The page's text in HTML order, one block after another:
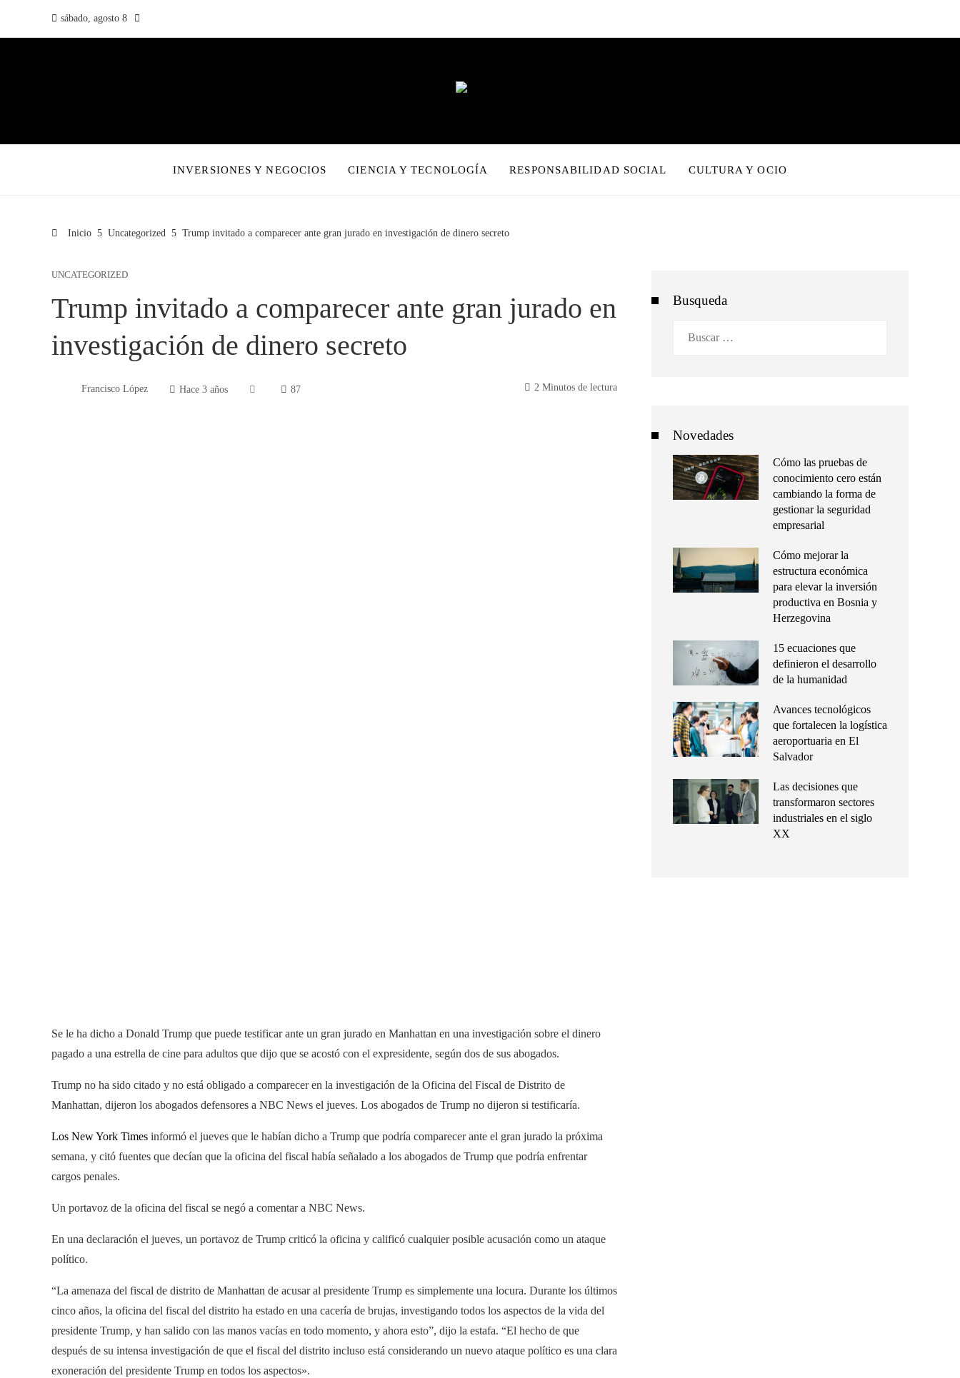
sábado, agosto 8
INVERSIONES Y NEGOCIOS CIENCIA Y TECNOLOGÍA RESPONSABILIDAD SOCIAL CULTURA Y OCIO
Inicio Uncategorized Trump invitado a comparecer ante gran jurado en investigación de dinero secreto
UNCATEGORIZED
Trump invitado a comparecer ante gran jurado en
investigación de dinero secreto
Francisco López Hace 3 años 87 2 Minutos de lectura
Se le ha dicho a Donald Trump que puede testificar ante un gran jurado en Manhattan en una investigación sobre el dinero
pagado a una estrella de cine para adultos que dijo que se acostó con el expresidente, según dos de sus abogados.
Trump no ha sido citado y no está obligado a comparecer en la investigación de la Oficina del Fiscal de Distrito de
Manhattan, dijeron los abogados defensores a NBC News el jueves. Los abogados de Trump no dijeron si testificaría.
Los New York Times informó el jueves que le habían dicho a Trump que podría comparecer ante el gran jurado la próxima
semana, y citó fuentes que decían que la oficina del fiscal había señalado a los abogados de Trump que podría enfrentar
cargos penales.
Un portavoz de la oficina del fiscal se negó a comentar a NBC News.
En una declaración el jueves, un portavoz de Trump criticó la oficina y calificó cualquier posible acusación como un ataque
político.
“La amenaza del fiscal de distrito de Manhattan de acusar al presidente Trump es simplemente una locura. Durante los últimos
cinco años, la oficina del fiscal del distrito ha estado en una cacería de brujas, investigando todos los aspectos de la vida del
presidente Trump, y han salido con las manos vacías en todo momento, y ahora esto”, dijo la estafa. “El hecho de que
después de su intensa investigación de que el fiscal del distrito incluso está considerando un nuevo ataque político es una clara
exoneración del presidente Trump en todos los aspectos».
Busqueda
Novedades
Cómo las pruebas de
conocimiento cero están
cambiando la forma de
gestionar la seguridad
empresarial
Cómo mejorar la
estructura económica
para elevar la inversión
productiva en Bosnia y
Herzegovina
15 ecuaciones que
definieron el desarrollo
de la humanidad
Avances tecnológicos
que fortalecen la logística
aeroportuaria en El
Salvador
Las decisiones que
transformaron sectores
industriales en el siglo
XX